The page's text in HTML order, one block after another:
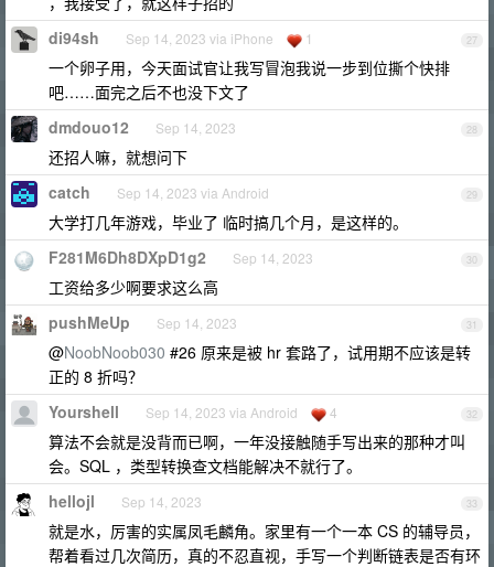
27
di94sh Sep 14, 2023 via iPhone 1
一个卵子用，今天面试官让我写冒泡我说一步到位撕个快排
吧……面完之后不也没下文了
28
dmdouo12 Sep 14, 2023
还招人嘛，就想问下
29
catch Sep 14, 2023 via Android
大学打几年游戏，毕业了 临时搞几个月，是这样的。
30
F281M6Dh8DXpD1g2 Sep 14, 2023
工资给多少啊要求这么高
31
pushMeUp Sep 14, 2023
@NoobNoob030 #26 原来是被 hr 套路了，试用期不应该是转
正的 8 折吗？
32
Yourshell Sep 14, 2023 via Android 4
算法不会就是没背而已啊，一年没接触随手写出来的那种才叫
会。SQL ，类型转换查文档能解决不就行了。
33
hellojl Sep 14, 2023
就是水，厉害的实属凤毛麟角。家里有一个一本 CS 的辅导员，
帮着看过几次简历，真的不忍直视，手写一个判断链表是否有环